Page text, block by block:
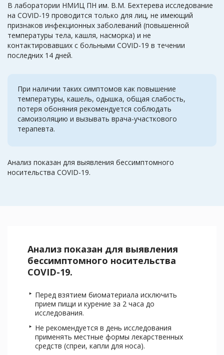
В лаборатории НМИЦ ПН им. В.М. Бехтерева исследование
на COVID-19 проводится только для лиц, не имеющий
признаков инфекционных заболеваний (повышенной
температуры тела, кашля, насморка) и не
контактировавших с больными COVID-19 в течении
последних 14 дней.
При наличии таких симптомов как повышение
температуры, кашель, одышка, общая слабость,
потеря обоняния рекомендуется соблюдать
самоизоляцию и вызывать врача-участкового
терапевта.
Анализ показан для выявления бессимптомного
носительства COVID-19.
Анализ показан для выявления
бессимптомного носительства
COVID-19.
Перед взятием биоматериала исключить
прием пищи и курение за 2 часа до
исследования.
Не рекомендуется в день исследования
применять местные формы лекарственных
средств (спреи, капли для носа).